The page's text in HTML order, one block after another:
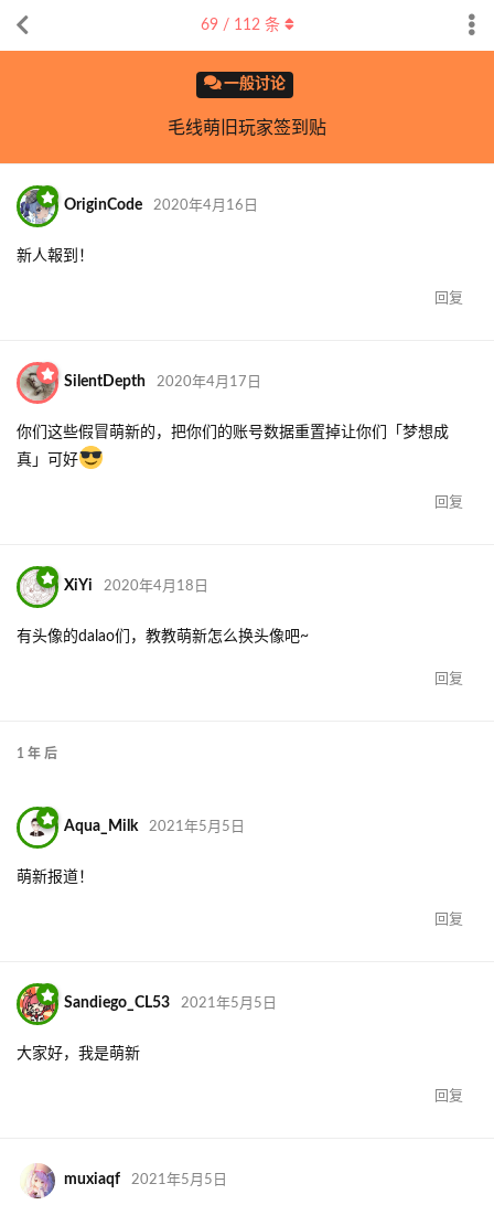
一般讨论
毛线萌旧玩家签到贴
69/ 112条
OriginCode 2020年4月16日
新人報到！
回复
SilentDepth 2020年4月17日
你们这些假冒萌新的，把你们的账号数据重置掉让你们「梦想成
真」可好
回复
XiYi 2020年4月18日
有头像的dalao们，教教萌新怎么换头像吧~
回复
1 年 后
Aqua_Milk 2021年5月5日
萌新报道！
回复
Sandiego_CL53 2021年5月5日
大家好，我是萌新
回复
muxiaqf 2021年5月5日